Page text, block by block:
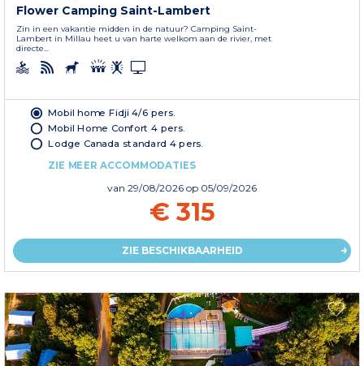
Flower Camping Saint-Lambert
Zin in een vakantie midden in de natuur? Camping Saint-
Lambert in Millau heet u van harte welkom aan de rivier, met
directe...
Mobil home Fidji 4/6 pers.
Mobil Home Confort 4 pers.
Lodge Canada standard 4 pers.
ZIE MEER ACCOMMODATIES
van 29/08/2026 op 05/09/2026
€ 315
ZIE BESCHIKBAARHEID